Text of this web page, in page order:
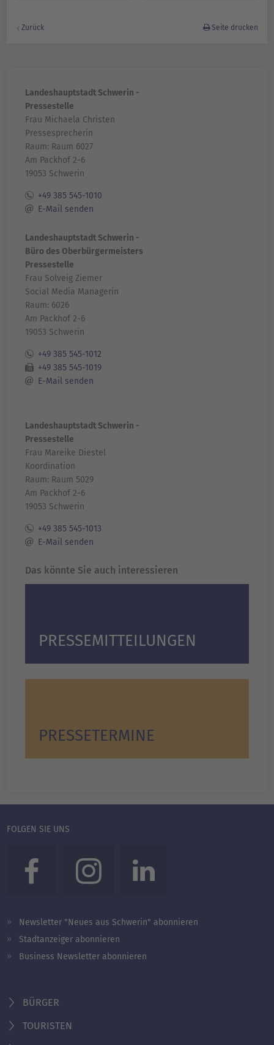
Zurück Seite drucken
Landeshauptstadt Schwerin -
Pressestelle
Frau Michaela Christen
Pressesprecherin
Raum: Raum 6027
Am Packhof 2-6
19053 Schwerin
+49 385 545-1010
E-Mail senden
Landeshauptstadt Schwerin -
Büro des Oberbürgermeisters
Pressestelle
Frau Solveig Ziemer
Social Media Managerin
Raum: 6026
Am Packhof 2-6
19053 Schwerin
+49 385 545-1012
+49 385 545-1019
E-Mail senden
Landeshauptstadt Schwerin -
Pressestelle
Frau Mareike Diestel
Koordination
Raum: Raum 5029
Am Packhof 2-6
19053 Schwerin
+49 385 545-1013
E-Mail senden
Das könnte Sie auch interessieren
PRESSEMITTEILUNGEN
PRESSETERMINE
FOLGEN SIE UNS
Newsletter "Neues aus Schwerin" abonnieren
Stadtanzeiger abonnieren
Business Newsletter abonnieren
BÜRGER
TOURISTEN